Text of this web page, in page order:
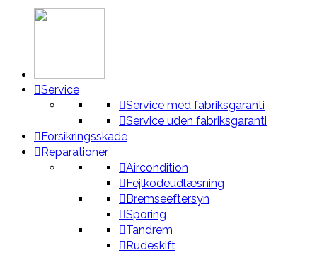
Service
Service med fabriksgaranti
Service uden fabriksgaranti
Forsikringsskade
Reparationer
Aircondition
Fejlkodeudlæsning
Bremseeftersyn
Sporing
Tandrem
Rudeskift